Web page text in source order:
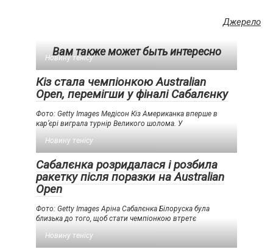
Джерело
Вам также может быть интересно
Новину тенісу
Кіз стала чемпіонкою Australian
Open, перемігши у фіналі Сабалєнку
Фото: Getty Images Медісон Кіз Американка вперше в
кар’єрі виграла турнір Великого шолома. У
Новину тенісу
Сабалєнка розридалася і розбила
ракетку після поразки на Australian
Open
Фото: Getty Images Аріна Сабалєнка Білоруска була
близька до того, щоб стати чемпіонкою втретє
Новину тенісу